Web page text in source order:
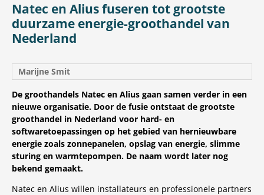
Natec en Alius fuseren tot grootste
duurzame energie-groothandel van
Nederland
Marijne Smit
De groothandels Natec en Alius gaan samen verder in een
nieuwe organisatie. Door de fusie ontstaat de grootste
groothandel in Nederland voor hard- en
softwaretoepassingen op het gebied van hernieuwbare
energie zoals zonnepanelen, opslag van energie, slimme
sturing en warmtepompen. De naam wordt later nog
bekend gemaakt.
Natec en Alius willen installateurs en professionele partners